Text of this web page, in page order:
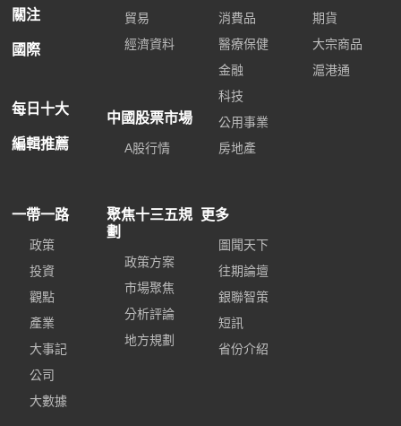
關注
國際
每日十大
編輯推薦
貿易
經濟資料
中國股票市場
A股行情
消費品
醫療保健
金融
科技
公用事業
房地產
期貨
大宗商品
滬港通
一帶一路
政策
投資
觀點
產業
大事記
公司
大數據
聚焦十三五規
劃
政策方案
市場聚焦
分析評論
地方規劃
更多
圖聞天下
往期論壇
銀聯智策
短訊
省份介紹